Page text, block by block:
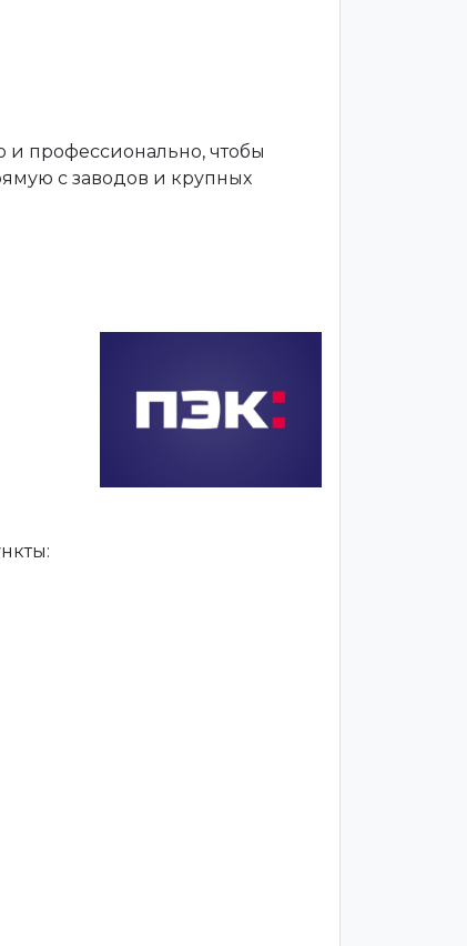
и профессионально, чтобы
с заводов и крупных